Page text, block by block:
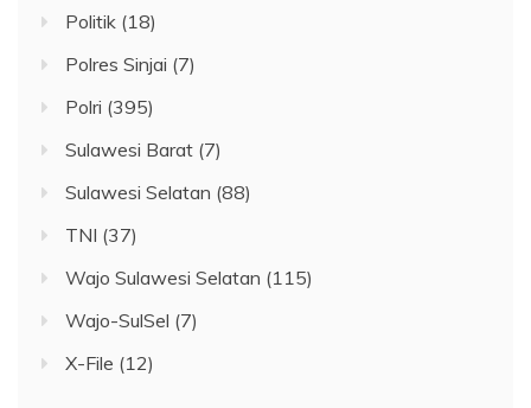
Politik (18)
Polres Sinjai (7)
Polri (395)
Sulawesi Barat (7)
Sulawesi Selatan (88)
TNI (37)
Wajo Sulawesi Selatan (115)
Wajo-SulSel (7)
X-File (12)